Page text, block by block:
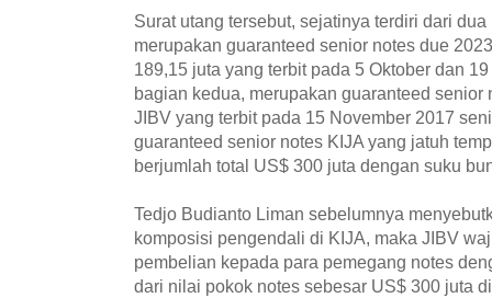
Surat utang tersebut, sejatinya terdiri dari
merupakan guaranteed senior notes due
189,15 juta yang terbit pada 5 Oktober dan
bagian kedua, merupakan guaranteed senior
JIBV yang terbit pada 15 November 2017
guaranteed senior notes KIJA yang jatuh
berjumlah total US$ 300 juta dengan suku
Tedjo Budianto Liman sebelumnya
komposisi pengendali di KIJA, maka JIBV
pembelian kepada para pemegang notes
dari nilai pokok notes sebesar US$ 300 juta